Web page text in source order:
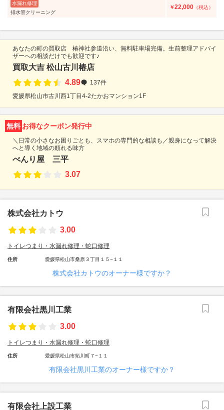
水漏れ修理
排水管クリーニング
￥22,000 （税込）
あなたの町の買取店 椿神社参道沿い、無料駐車場完備。生前整理アドバイ
ザーへの相談だけでも歓迎です♪
買取大吉 松山古川椿店
4.89
137件
愛媛県松山市古川西1丁目4-2たかおマンション1F
無料 お得なクーポン発行中
＼日常の小さなお困りごとも、スマホの専門的な相談も／親身になって解決
へと導く地域の頼れる味方
べんり屋 三平
3.07
株式会社カトウ
3.00
トイレつまり・水漏れ修理・蛇口修理
住所 愛媛県松山市桑原３丁目１５−１１
株式会社カトウのオーナー様ですか？
有限会社黒川工業
3.00
トイレつまり・水漏れ修理・蛇口修理
住所 愛媛県松山市拓川町７−１１
有限会社黒川工業のオーナー様ですか？
有限会社上設工業